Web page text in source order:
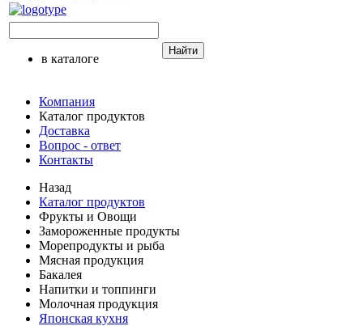
в каталоге
Найти
Компания
Каталог продуктов
Доставка
Вопрос - ответ
Контакты
Назад
Каталог продуктов
Фрукты и Овощи
Замороженные продукты
Морепродукты и рыба
Мясная продукция
Бакалея
Напитки и топпинги
Молочная продукция
Японская кухня